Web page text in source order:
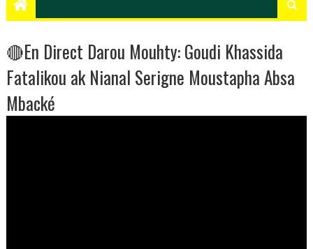
Assalat, Salat, les cinq prières quotidiennes, Le Khalife
Xassida, Hadiths, Hadiths sur le Coran, hadiths du Prophète
Muhammad, .Org, .Com., Sénégal, Usa, Dakar, Touba,
🔴En Direct Darou Mouhty: Goudi Khassida
Fatalikou ak Nianal Serigne Moustapha Absa
Mbacké